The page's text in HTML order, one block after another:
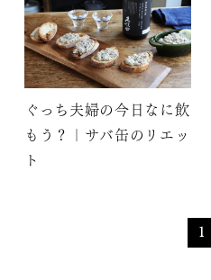
ぐっち夫婦の今日なに飲
もう？｜サバ缶のリエッ
ト
1